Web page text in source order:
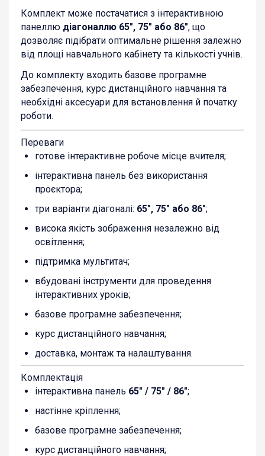
Комплект може постачатися з інтерактивною
панеллю діагоналлю 65″, 75″ або 86″, що
дозволяє підібрати оптимальне рішення залежно
від площі навчального кабінету та кількості учнів.
До комплекту входить базове програмне
забезпечення, курс дистанційного навчання та
необхідні аксесуари для встановлення й початку
роботи.
Переваги
готове інтерактивне робоче місце вчителя;
інтерактивна панель без використання
проєктора;
три варіанти діагоналі: 65″, 75″ або 86″;
висока якість зображення незалежно від
освітлення;
підтримка мультитач;
вбудовані інструменти для проведення
інтерактивних уроків;
базове програмне забезпечення;
курс дистанційного навчання;
доставка, монтаж та налаштування.
Комплектація
інтерактивна панель 65″ / 75″ / 86″;
настінне кріплення;
базове програмне забезпечення;
курс дистанційного навчання;